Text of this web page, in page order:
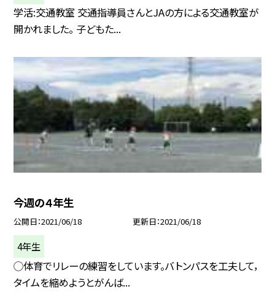
学活:交通教室 交通指導員さんとJAの方による交通教室が
開かれました。 子どもた...
今週の４年生
公開日 2021/06/18 更新日 2021/06/18
4年生
◯体育でリレーの練習をしています。バトンパスを工夫して，
タイムを縮めようとがんば...